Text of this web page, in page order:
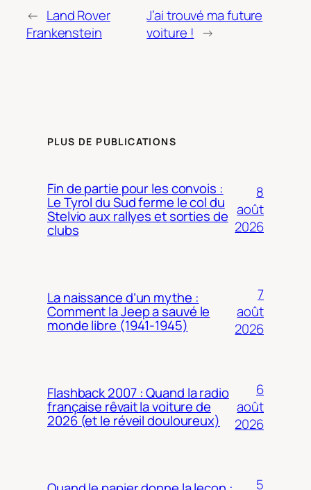
← Land Rover
Frankenstein
J’ai trouvé ma future
voiture ! →
PLUS DE PUBLICATIONS
Fin de partie pour les convois :
Le Tyrol du Sud ferme le col du
Stelvio aux rallyes et sorties de
clubs
8
août
2026
La naissance d’un mythe :
Comment la Jeep a sauvé le
monde libre (1941-1945)
7
août
2026
Flashback 2007 : Quand la radio
française rêvait la voiture de
2026 (et le réveil douloureux)
6
août
2026
5